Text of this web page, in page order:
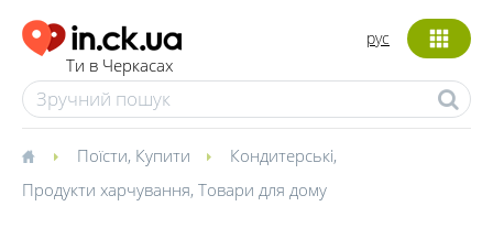
Ти в Черкасах
рус
Поїсти, Купити Кондитерські,
Продукти харчування, Товари для дому